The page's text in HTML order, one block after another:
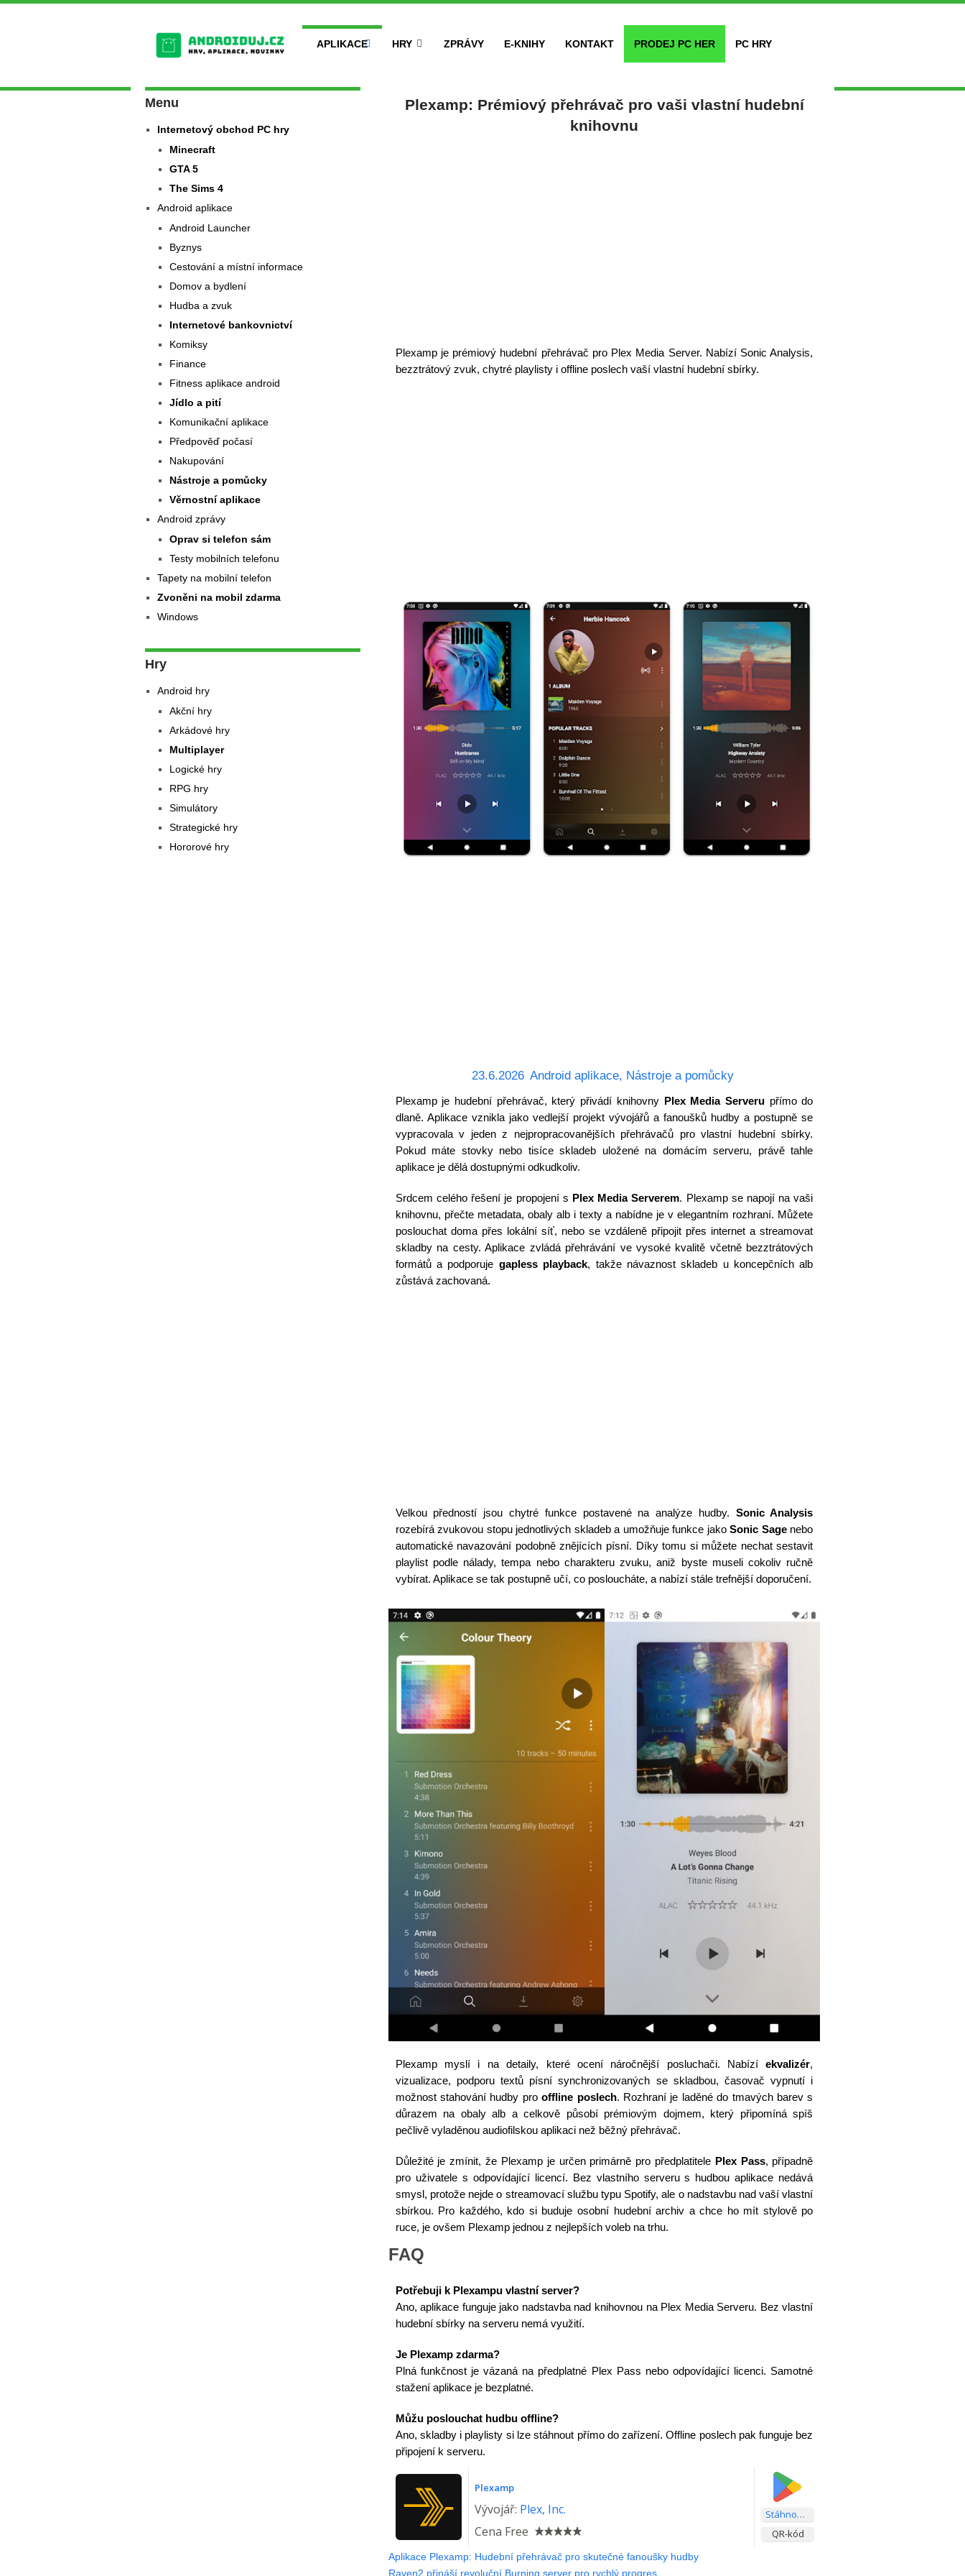
APLIKACE HRY ZPRÁVY E-KNIHY KONTAKT PRODEJ PC HER PC HRY
Plexamp: Prémiový přehrávač pro vaši vlastní hudební
knihovnu
Plexamp je prémiový hudební přehrávač pro Plex Media Server. Nabízí Sonic Analysis,
bezztrátový zvuk, chytré playlisty i offline poslech vaší vlastní hudební sbírky.
23.6.2026 Android aplikace, Nástroje a pomůcky
Plexamp je hudební přehrávač, který přivádí knihovny Plex Media Serveru přímo do
dlaně. Aplikace vznikla jako vedlejší projekt vývojářů a fanoušků hudby a postupně se
vypracovala v jeden z nejpropracovanějších přehrávačů pro vlastní hudební sbírky.
Pokud máte stovky nebo tisíce skladeb uložené na domácím serveru, právě tahle
aplikace je dělá dostupnými odkudkoliv.
Srdcem celého řešení je propojení s Plex Media Serverem. Plexamp se napojí na vaši
knihovnu, přečte metadata, obaly alb i texty a nabídne je v elegantním rozhraní. Můžete
poslouchat doma přes lokální síť, nebo se vzdáleně připojit přes internet a streamovat
skladby na cesty. Aplikace zvládá přehrávání ve vysoké kvalitě včetně bezztrátových
formátů a podporuje gapless playback, takže návaznost skladeb u koncepčních alb
zůstává zachovaná.
Velkou předností jsou chytré funkce postavené na analýze hudby. Sonic Analysis
rozebírá zvukovou stopu jednotlivých skladeb a umožňuje funkce jakoSonic Sagenebo
automatické navazování podobně znějících písní. Díky tomu si můžete nechat sestavit
playlist podle nálady, tempa nebo charakteru zvuku, aniž byste museli cokoliv ručně
vybírat. Aplikace se tak postupně učí, co posloucháte, a nabízí stále trefnější doporučení.
Plexamp myslí i na detaily, které ocení náročnější posluchači. Nabízíekvalizér,
vizualizace, podporu textů písní synchronizovaných se skladbou, časovač vypnutí i
možnost stahování hudby prooffline poslech. Rozhraní je laděné do tmavých barev s
důrazem na obaly alb a celkově působí prémiovým dojmem, který připomíná spíš
pečlivě vyladěnou audiofilskou aplikaci než běžný přehrávač.
Důležité je zmínit, že Plexamp je určen primárně pro předplatitele Plex Pass, případně
pro uživatele s odpovídající licencí. Bez vlastního serveru s hudbou aplikace nedává
smysl, protože nejde o streamovací službu typu Spotify, ale o nadstavbu nad vaší vlastní
sbírkou. Pro každého, kdo si buduje osobní hudební archiv a chce ho mít stylově po
ruce, je ovšem Plexamp jednou z nejlepších voleb na trhu.
FAQ
Potřebuji k Plexampu vlastní server?
Ano, aplikace funguje jako nadstavba nad knihovnou na Plex Media Serveru. Bez vlastní
hudební sbírky na serveru nemá využití.
Je Plexamp zdarma?
Plná funkčnost je vázaná na předplatné Plex Pass nebo odpovídající licenci. Samotné
stažení aplikace je bezplatné.
Můžu poslouchat hudbu offline?
Ano, skladby i playlisty si lze stáhnout přímo do zařízení. Offline poslech pak funguje bez
připojení k serveru.
Stáhnout aplikaci
QR-kód
Plexamp
Vývojář: Plex, Inc.
Cena Free
Aplikace Plexamp: Hudební přehrávač pro skutečné fanoušky hudby
Raven2 přináší revoluční Burning server pro rychlý progres
Menu
Internetový obchod PC hry
Minecraft
GTA 5
The Sims 4
Android aplikace
Android Launcher
Byznys
Cestování a místní informace
Domov a bydlení
Hudba a zvuk
Internetové bankovnictví
Komiksy
Finance
Fitness aplikace android
Jídlo a pití
Komunikační aplikace
Předpověď počasí
Nakupování
Nástroje a pomůcky
Věrnostní aplikace
Android zprávy
Oprav si telefon sám
Testy mobilních telefonu
Tapety na mobilní telefon
Zvoněni na mobil zdarma
Windows
Hry
Android hry
Akční hry
Arkádové hry
Multiplayer
Logické hry
RPG hry
Simulátory
Strategické hry
Hororové hry